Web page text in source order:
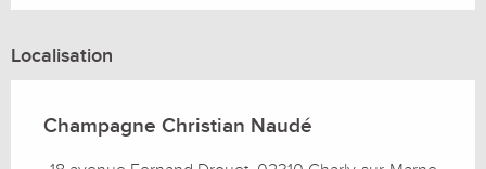
Localisation
Champagne Christian Naudé